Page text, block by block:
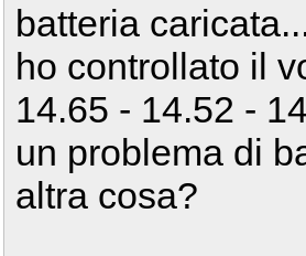
batteria
ho controllato il
14.65 - 14.52 -
un problema di
altra cosa?